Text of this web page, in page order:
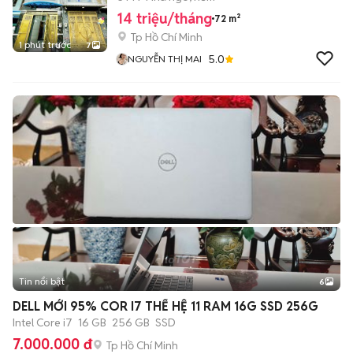
1 phút trước 7
14 triệu/tháng 72 m²
Tp Hồ Chí Minh
NGUYỄN THỊ MAI 5.0
+2
Tin nổi bật 6
DELL MỚI 95% COR I7 THẾ HỆ 11 RAM 16G SSD 256G
Intel Core i7 16 GB 256 GB SSD
7.000.000 đ Tp Hồ Chí Minh